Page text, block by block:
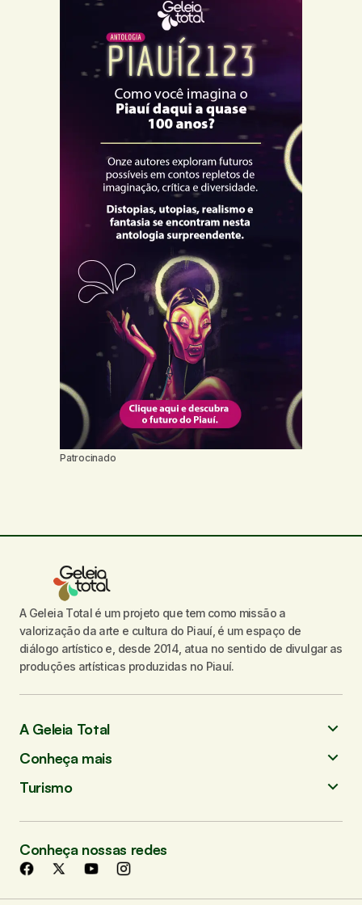
Patrocinado
A Geleia Total é um projeto que tem como missão a
valorização da arte e cultura do Piauí, é um espaço de
diálogo artístico e, desde 2014, atua no sentido de divulgar as
produções artísticas produzidas no Piauí.
A Geleia Total
Conheça mais
Turismo
Conheça nossas redes